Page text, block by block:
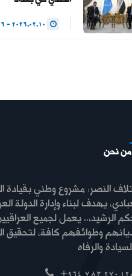
من نحن
النصر: مشروع وطني بقيادة
يهدف لبناء وإدارة الدولة
الرشيد،.. يعمل لجميع
وطوائفهم كافة، لتحقيق